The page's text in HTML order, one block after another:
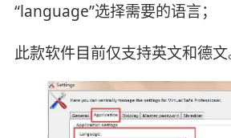
“language”选择需要的语言；
此款软件目前仅支持英文和德